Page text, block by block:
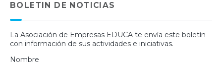
BOLETIN DE NOTICIAS
La Asociación de Empresas EDUCA te envía este boletín
con información de sus actividades e iniciativas.
Nombre